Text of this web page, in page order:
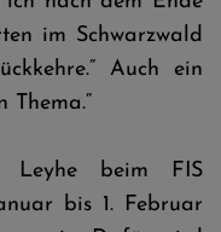
im Schwarzwald
Auch ein
Thema.“
Leyhe beim FIS
bis 1. Februar